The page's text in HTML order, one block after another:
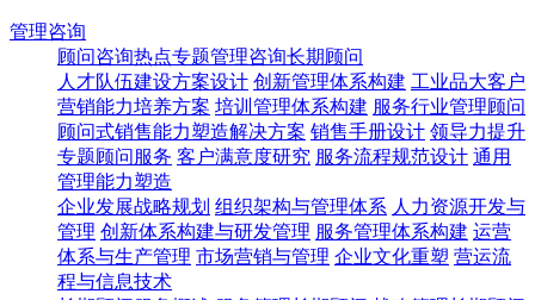
管理咨询
顾问咨询热点专题管理咨询长期顾问
人才队伍建设方案设计 创新管理体系构建 工业品大客户
营销能力培养方案 培训管理体系构建 服务行业管理顾问
顾问式销售能力塑造解决方案 销售手册设计 领导力提升
专题顾问服务 客户满意度研究 服务流程规范设计 通用
管理能力塑造
企业发展战略规划 组织架构与管理体系 人力资源开发与
管理 创新体系构建与研发管理 服务管理体系构建 运营
体系与生产管理 市场营销与管理 企业文化重塑 营运流
程与信息技术